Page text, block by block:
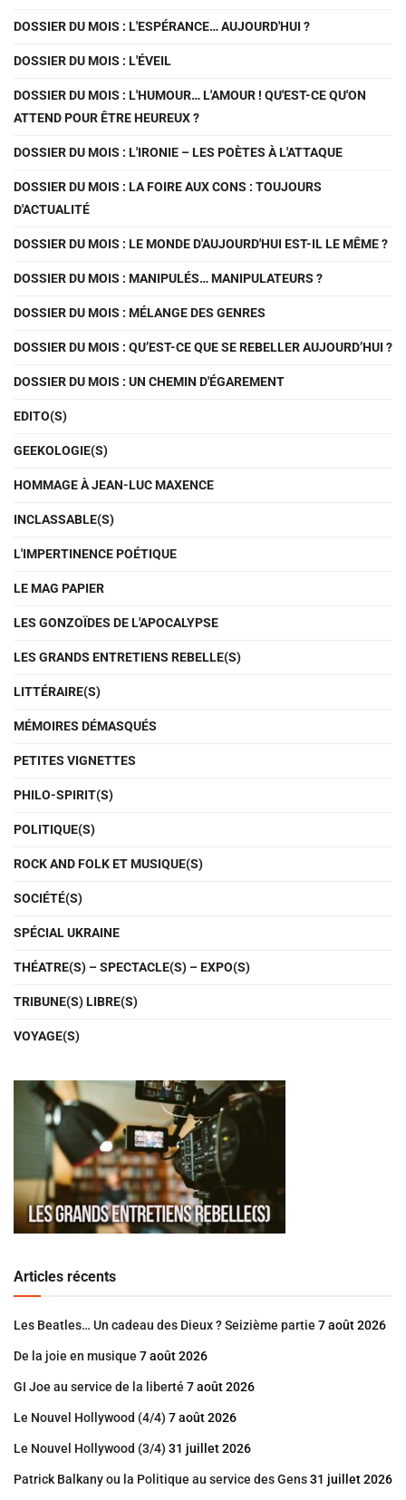
DOSSIER DU MOIS : L'ESPÉRANCE… AUJOURD'HUI ?
DOSSIER DU MOIS : L'ÉVEIL
DOSSIER DU MOIS : L'HUMOUR… L'AMOUR ! QU'EST-CE QU'ON
ATTEND POUR ÊTRE HEUREUX ?
DOSSIER DU MOIS : L'IRONIE – LES POÈTES À L'ATTAQUE
DOSSIER DU MOIS : LA FOIRE AUX CONS : TOUJOURS
D'ACTUALITÉ
DOSSIER DU MOIS : LE MONDE D'AUJOURD'HUI EST-IL LE MÊME ?
DOSSIER DU MOIS : MANIPULÉS… MANIPULATEURS ?
DOSSIER DU MOIS : MÉLANGE DES GENRES
DOSSIER DU MOIS : QU’EST-CE QUE SE REBELLER AUJOURD’HUI ?
DOSSIER DU MOIS : UN CHEMIN D'ÉGAREMENT
EDITO(S)
GEEKOLOGIE(S)
HOMMAGE À JEAN-LUC MAXENCE
INCLASSABLE(S)
L'IMPERTINENCE POÉTIQUE
LE MAG PAPIER
LES GONZOÏDES DE L'APOCALYPSE
LES GRANDS ENTRETIENS REBELLE(S)
LITTÉRAIRE(S)
MÉMOIRES DÉMASQUÉS
PETITES VIGNETTES
PHILO-SPIRIT(S)
POLITIQUE(S)
ROCK AND FOLK ET MUSIQUE(S)
SOCIÉTÉ(S)
SPÉCIAL UKRAINE
THÉATRE(S) – SPECTACLE(S) – EXPO(S)
TRIBUNE(S) LIBRE(S)
VOYAGE(S)
Articles récents
Les Beatles… Un cadeau des Dieux ? Seizième partie 7 août 2026
De la joie en musique 7 août 2026
GI Joe au service de la liberté 7 août 2026
Le Nouvel Hollywood (4/4) 7 août 2026
Le Nouvel Hollywood (3/4) 31 juillet 2026
Patrick Balkany ou la Politique au service des Gens31 juillet 2026